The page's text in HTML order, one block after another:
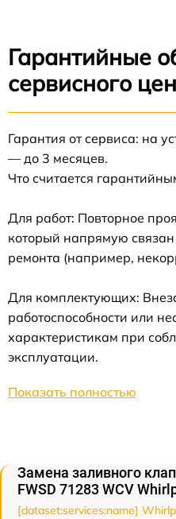
Гарантийные
сервисного
Гарантия от сервиса: на
— до 3 месяцев.
Что считается
Для работ: Повторное
который напрямую
ремонта (например,
Для комплектующих:
работоспособности или
характеристикам при
эксплуатации.
Показать полностью
Замена заливного
FWSD 71283 WCV
[dataset:services:name]